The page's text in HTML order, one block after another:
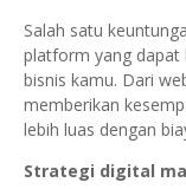
Salah satu
platform yang dapat
bisnis kamu. Dari
memberikan
lebih luas dengan
Strategi digital